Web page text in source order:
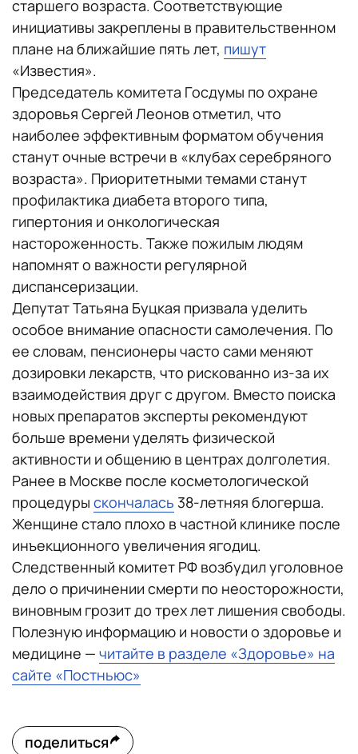
старшего возраста. Соответствующие
инициативы закреплены в правительственном
плане на ближайшие пять лет, пишут
«Известия».
Председатель комитета Госдумы по охране
здоровья Сергей Леонов отметил, что
наиболее эффективным форматом обучения
станут очные встречи в «клубах серебряного
возраста». Приоритетными темами станут
профилактика диабета второго типа,
гипертония и онкологическая
настороженность. Также пожилым людям
напомнят о важности регулярной
диспансеризации.
Депутат Татьяна Буцкая призвала уделить
особое внимание опасности самолечения. По
ее словам, пенсионеры часто сами меняют
дозировки лекарств, что рискованно из-за их
взаимодействия друг с другом. Вместо поиска
новых препаратов эксперты рекомендуют
больше времени уделять физической
активности и общению в центрах долголетия.
Ранее в Москве после косметологической
процедуры скончалась 38-летняя блогерша.
Женщине стало плохо в частной клинике после
инъекционного увеличения ягодиц.
Следственный комитет РФ возбудил уголовное
дело о причинении смерти по неосторожности,
виновным грозит до трех лет лишения свободы.
Полезную информацию и новости о здоровье и
медицине — читайте в разделе «Здоровье» на
сайте «Постньюс»
поделиться